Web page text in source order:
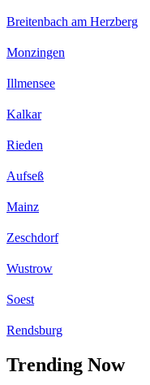
Breitenbach am Herzberg
Monzingen
Illmensee
Kalkar
Rieden
Aufseß
Mainz
Zeschdorf
Wustrow
Soest
Rendsburg
Trending Now